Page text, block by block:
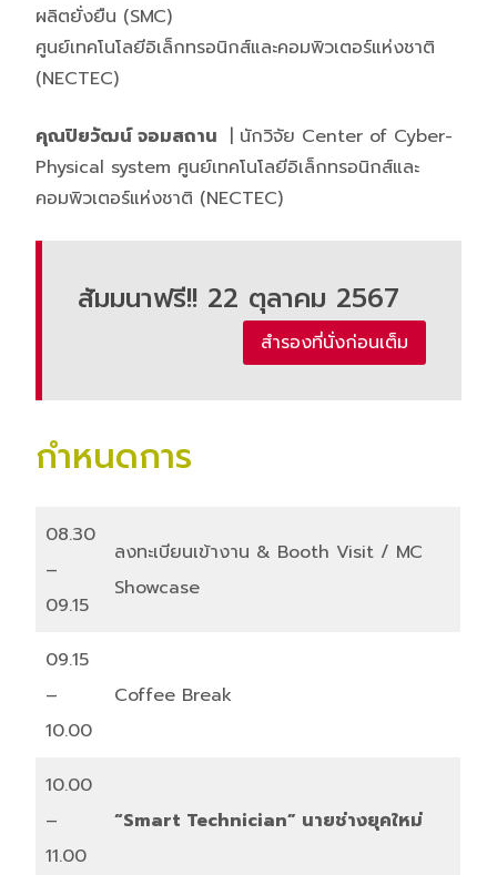
ผลิตยั่งยืน (SMC)
ศูนย์เทคโนโลยีอิเล็กทรอนิกส์และคอมพิวเตอร์แห่งชาติ
(NECTEC)
คุณปิยวัฒน์จอมสถาน | นักวิจัย Center of Cyber-
Physical system ศูนย์เทคโนโลยีอิเล็กทรอนิกส์และ
คอมพิวเตอร์แห่งชาติ (NECTEC)
สัมมนาฟรี!! 22 ตุลาคม 2567
สำรองที่นั่งก่อนเต็ม
กำหนดการ
08.30
–
09.15
ลงทะเบียนเข้างาน & Booth Visit / MC
Showcase
09.15
–
10.00
Coffee Break
10.00
–
11.00
“Smart Technician” นายช่างยุคใหม่